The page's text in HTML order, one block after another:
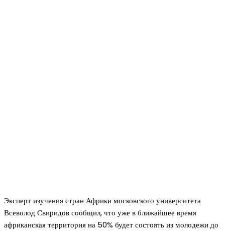
Эксперт изучения стран Африки московского университета
Всеволод Свиридов сообщил, что уже в ближайшее время
африканская территория на 50% будет состоять из молодежи до